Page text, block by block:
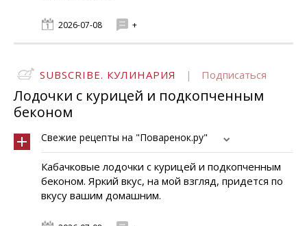
2026-07-08 +
SUBSCRIBE. КУЛИНАРИЯ | Подписаться
Лодочки с курицей и подкопченным
беконом
Свежие рецепты на "Поваренок.ру"
Кабачковые лодочки с курицей и подкопченным
беконом. Яркий вкус, на мой взгляд, придется по
вкусу вашим домашним.